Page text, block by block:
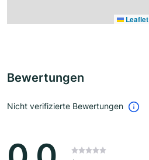
Leaflet
Bewertungen
Nicht verifizierte Bewertungen